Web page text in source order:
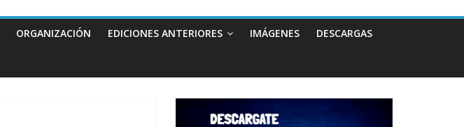
ORGANIZACIÓN EDICIONES ANTERIORES IMÁGENES DESCARGAS